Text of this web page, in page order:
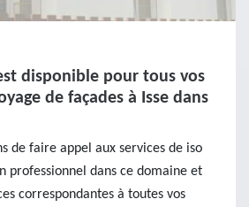
disponible pour tous vos
de façades à Isse dans
de faire appel aux services de iso
professionnel dans ce domaine et
correspondantes à toutes vos